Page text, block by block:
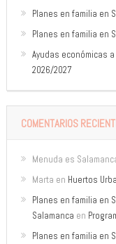
Planes en familia en
Planes en familia en
Ayudas económicas
2026/2027
COMENTARIOS
Menuda es
Marta en Huertos
Planes en familia en
Salamanca en
Planes en familia en